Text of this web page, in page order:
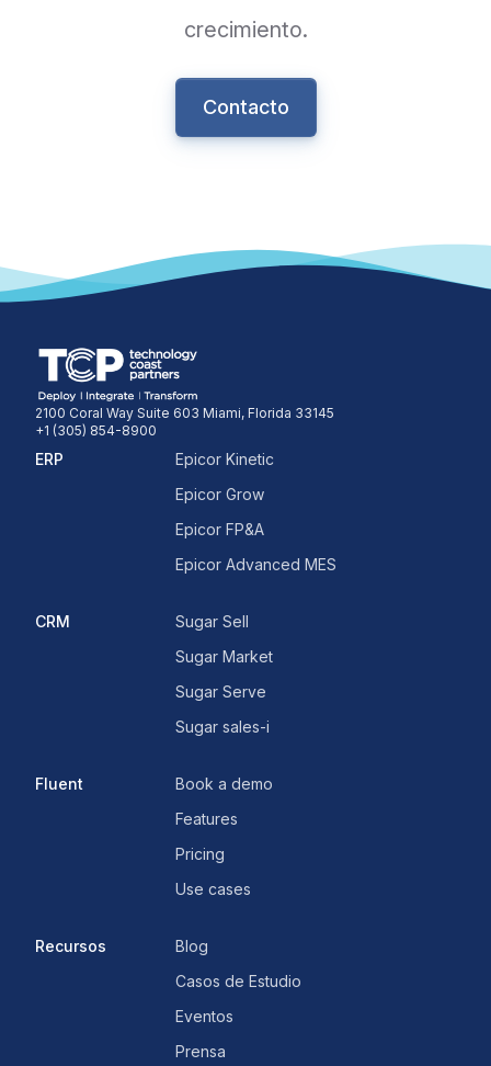
crecimiento.
Contacto
2100 Coral Way Suite 603 Miami, Florida 33145
+1 (305) 854-8900
ERP
Epicor Kinetic
Epicor Grow
Epicor FP&A
Epicor Advanced MES
CRM
Sugar Sell
Sugar Market
Sugar Serve
Sugar sales-i
Fluent
Book a demo
Features
Pricing
Use cases
Recursos
Blog
Casos de Estudio
Eventos
Prensa